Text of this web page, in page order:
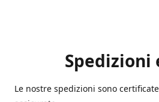
Spedizioni
Le nostre spedizioni sono